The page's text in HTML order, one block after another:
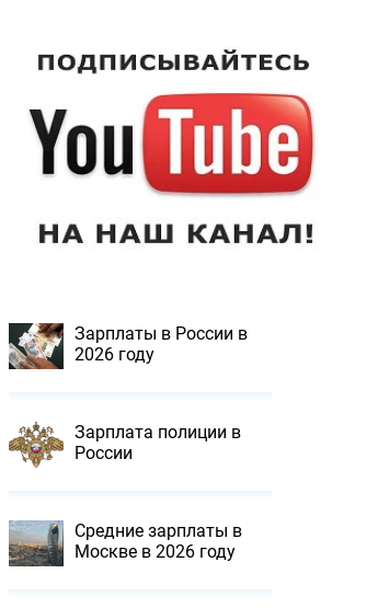
Зарплаты в России в
2026 году
Зарплата полиции в
России
Средние зарплаты в
Москве в 2026 году